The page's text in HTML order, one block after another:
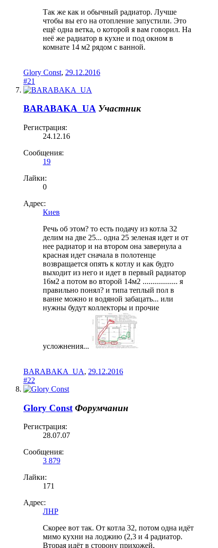
Так же как и обычный радиатор. Лучше
чтобы вы его на отопление запустили. Это
ещё одна ветка, о которой я вам говорил. На
неё же радиатор в кухне и под окном в
комнате 14 м2 рядом с ванной.
Glory Const, 29.12.2016
#21
BARABAKA_UA Участник
Регистрация:
24.12.16
Сообщения:
19
Лайки:
0
Адрес:
Киев
Речь об этом? то есть подачу из котла 32
делим на две 25... одна 25 зеленая идет и от
нее радиатор и на втором она завернула а
красная идет сначала в полотенце
возвращается опять к котлу и как будто
выходит из него и идет в первый радиатор
16м2 а потом во второй 14м2 .................. я
правильно понял? и типа теплый пол в
ванне можно и водяной забацать... или
нужны будут коллекторы и прочие
усложнения...
BARABAKA_UA, 29.12.2016
#22
Glory Const Форумчанин
Регистрация:
28.07.07
Сообщения:
3 879
Лайки:
171
Адрес:
ЛНР
Скорее вот так. От котла 32, потом одна идёт
мимо кухни на лоджию (2,3 и 4 радиатор.
Вторая идёт в сторону прихожей,